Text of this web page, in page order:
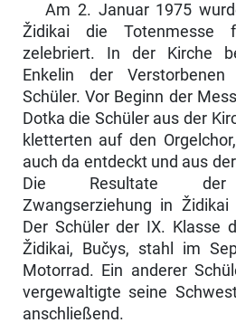
Am 2. Januar 1975
Židikai die Totenmesse
zelebriert. In der Kirche
Enkelin der
Schüler. Vor Beginn der
Dotka die Schüler aus der
kletterten auf den
auch da entdeckt und aus
Die Resultate der
Zwangserziehung in
Der Schüler der IX. Klasse
Židikai, Bučys, stahl im
Motorrad. Ein anderer
vergewaltigte seine
anschließend.